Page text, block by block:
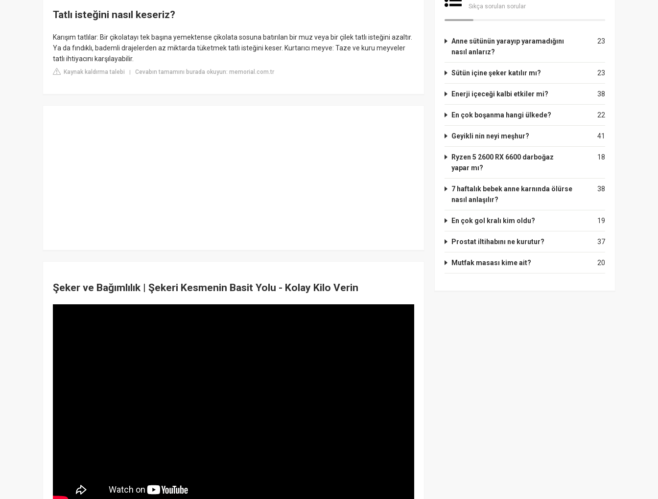
Tatlı isteğini nasıl keseriz?
Karışım tatlılar: Bir çikolatayı tek başına yemektense çikolata sosuna batırılan bir muz veya bir çilek tatlı isteğini azaltır.
Ya da fındıklı, bademli drajelerden az miktarda tüketmek tatlı isteğini keser. Kurtarıcı meyve: Taze ve kuru meyveler
tatlı ihtiyacını karşılayabilir.
Kaynak kaldırma talebi | Cevabın tamamını burada okuyun: memorial.com.tr
Şeker ve Bağımlılık | Şekeri Kesmenin Basit Yolu - Kolay Kilo Verin
Sıkça sorulan sorular
23
Anne sütünün yarayıp yaramadığını
nasıl anlarız?
23
Sütün içine şeker katılır mı?
38
Enerji içeceği kalbi etkiler mi?
22
En çok boşanma hangi ülkede?
41
Geyikli nin neyi meşhur?
18
Ryzen 5 2600 RX 6600 darboğaz
yapar mı?
38
7 haftalık bebek anne karnında ölürse
nasıl anlaşılır?
19
En çok gol kralı kim oldu?
37
Prostat iltihabını ne kurutur?
20
Mutfak masası kime ait?